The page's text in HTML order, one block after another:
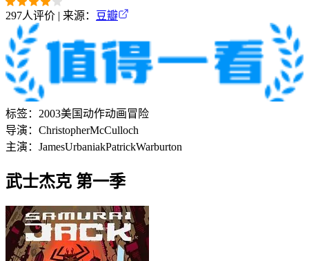
297人评价 | 来源： 豆瓣
标签： 2003美国动作动画冒险
导演： ChristopherMcCulloch
主演： JamesUrbaniakPatrickWarburton
武士杰克 第一季